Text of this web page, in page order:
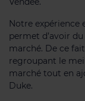
Notre expérience
permet d’avoir
marché. De ce
regroupant le
marché tout en
Duke.